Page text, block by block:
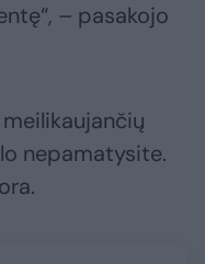
– pasakojo
nepamatysite.